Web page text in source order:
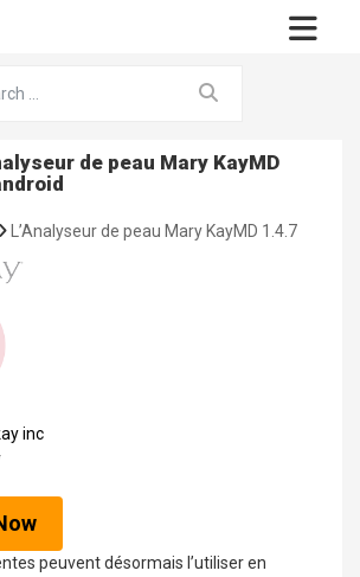
de peau Mary KayMD
L’Analyseur de peau Mary KayMD 1.4.7
inc
peuvent désormais l’utiliser en